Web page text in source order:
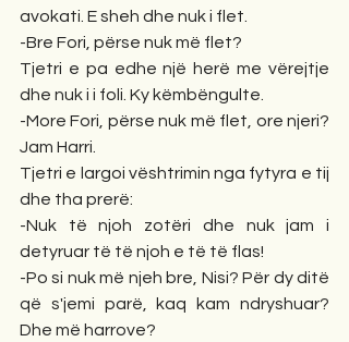
avokati. E sheh dhe nuk i flet.
-Bre Fori, përse nuk më flet?
Tjetri e pa edhe një herë me vërejtje
dhe nuk i i foli. Ky këmbëngulte.
-More Fori, përse nuk më flet, ore njeri?
Jam Harri.
Tjetri e largoi vështrimin nga fytyra e tij
dhe tha prerë:
-Nuk të njoh zotëri dhe nuk jam i
detyruar të të njoh e të të flas!
-Po si nuk më njeh bre, Nisi? Për dy ditë
që s'jemi parë, kaq kam ndryshuar?
Dhe më harrove?